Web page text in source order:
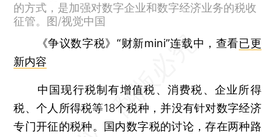
的方式，是加强对数字企业和数字经济业务的税收
征管。图/视觉中国
《争议数字税》“财新mini”连载中，查看已更
新内容
中国现行税制有增值税、消费税、企业所得
税、个人所得税等18个税种，并没有针对数字经济
专门开征的税种。国内数字税的讨论，存在两种路